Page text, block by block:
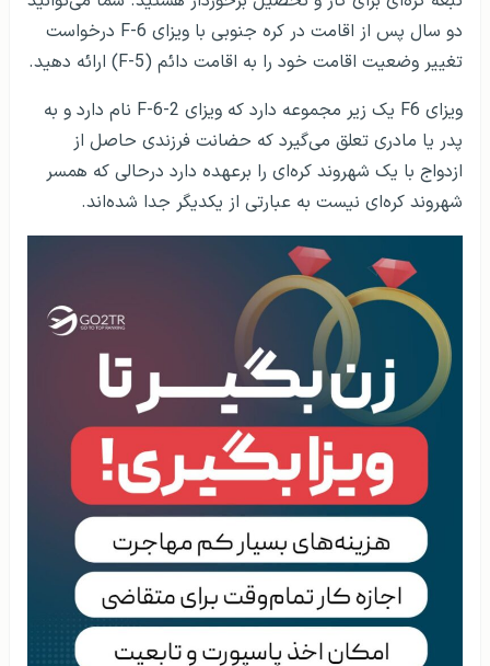
دو سال پس از اقامت در کره جنوبی با ویزای F-6 درخواست
تغییر وضعیت اقامت خود را به اقامت دائم (F-5) ارائه دهید.
ویزای F6 یک زیر مجموعه دارد که ویزای F-6-2 نام دارد و به
پدر یا مادری تعلق می‌گیرد که حضانت فرزندی حاصل از
ازدواج با یک شهروند کره‌ای را برعهده دارد درحالی که همسر
شهروند کره‌ای نیست به عبارتی از یکدیگر جدا شده‌اند.